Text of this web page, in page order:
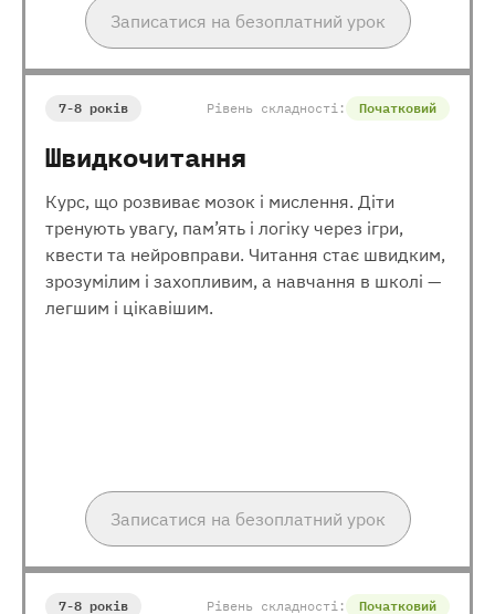
Записатися на безоплатний урок
7-8 років Рівень складності: Початковий
Швидкочитання
Курс, що розвиває мозок і мислення. Діти
тренують увагу, пам’ять і логіку через ігри,
квести та нейровправи. Читання стає швидким,
зрозумілим і захопливим, а навчання в школі —
легшим і цікавішим.
Записатися на безоплатний урок
7-8 років Рівень складності: Початковий